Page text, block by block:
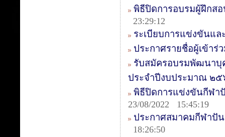
พิธีปิดการอบรมผู้ฝึกส
23:29:12
ระเบียบการแข่งขันแ
ประกาศรายชื่อผู้เข้า
รับสมัครอบรมพัฒนาบุ
ประจำปีงบประมาณ ๒
พิธีปิดการแข่งขันกีฬา
23/08/2022 15:45:19
ประกาศสมาคมกีฬาปั
18:26:50